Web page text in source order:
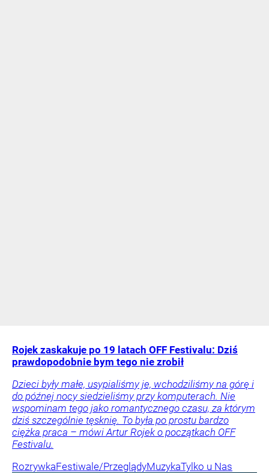
Rojek zaskakuje po 19 latach OFF Festivalu: Dziś
prawdopodobnie bym tego nie zrobił
Dzieci były małe, usypialiśmy je, wchodziliśmy na górę i
do późnej nocy siedzieliśmy przy komputerach. Nie
wspominam tego jako romantycznego czasu, za którym
dziś szczególnie tęsknię. To była po prostu bardzo
ciężka praca – mówi Artur Rojek o początkach OFF
Festivalu.
RozrywkaFestiwale/PrzeglądyMuzykaTylko u Nas